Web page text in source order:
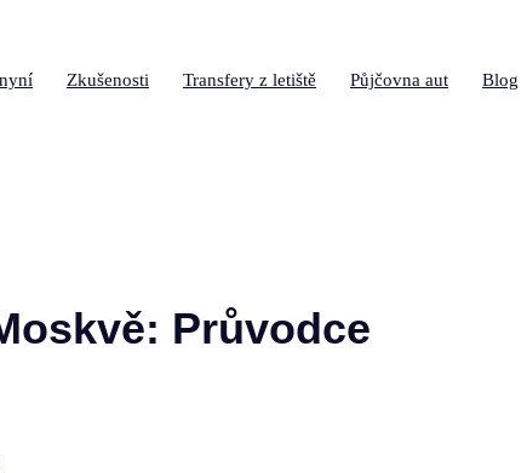
Zkušenosti Transfery z letiště Půjčovna aut Blog
Průvodce